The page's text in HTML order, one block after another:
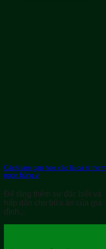
Cách làm gan heo xào lá cà ri thơm
ngon bùng vị
Để tăng thêm sự đặc biệt và
hấp dẫn cho bữa ăn của gia
đình...